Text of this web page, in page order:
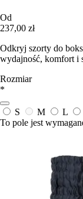
Od
237,00 zł
Odkryj szorty do
wydajność, komfort i
Rozmiar
*
S M L
To pole jest